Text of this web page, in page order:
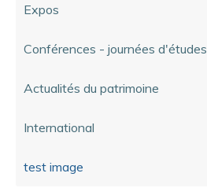
Expos
Conférences - journées d'études
Actualités du patrimoine
International
test image